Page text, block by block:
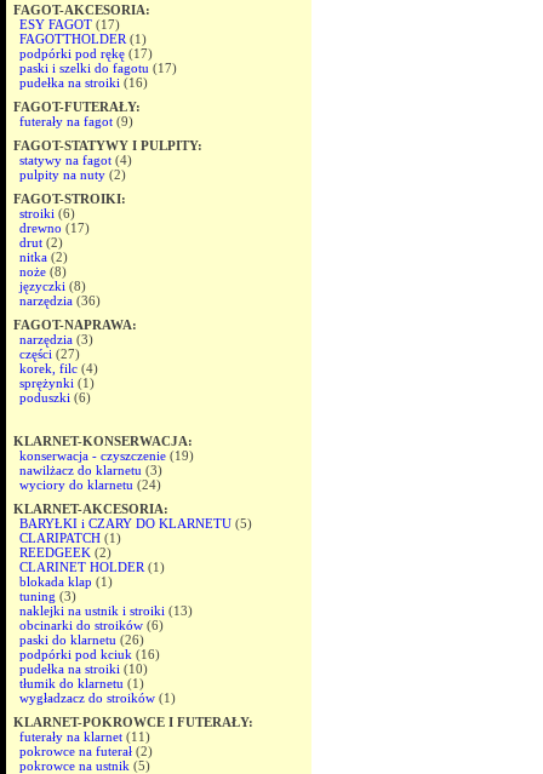
FAGOT-AKCESORIA:
ESY FAGOT (17)
FAGOTTHOLDER (1)
podpórki pod rękę (17)
paski i szelki do fagotu (17)
pudełka na stroiki (16)
FAGOT-FUTERAŁY:
futerały na fagot (9)
FAGOT-STATYWY I PULPITY:
statywy na fagot (4)
pulpity na nuty (2)
FAGOT-STROIKI:
stroiki (6)
drewno (17)
drut (2)
nitka (2)
noże (8)
języczki (8)
narzędzia (36)
FAGOT-NAPRAWA:
narzędzia (3)
części (27)
korek, filc (4)
sprężynki (1)
poduszki (6)
KLARNET-KONSERWACJA:
konserwacja - czyszczenie (19)
nawilżacz do klarnetu (3)
wyciory do klarnetu (24)
KLARNET-AKCESORIA:
BARYŁKI i CZARY DO KLARNETU (5)
CLARIPATCH (1)
REEDGEEK (2)
CLARINET HOLDER (1)
blokada klap (1)
tuning (3)
naklejki na ustnik i stroiki (13)
obcinarki do stroików (6)
paski do klarnetu (26)
podpórki pod kciuk (16)
pudełka na stroiki (10)
tłumik do klarnetu (1)
wygładzacz do stroików (1)
KLARNET-POKROWCE I FUTERAŁY:
futerały na klarnet (11)
pokrowce na futerał (2)
pokrowce na ustnik (5)